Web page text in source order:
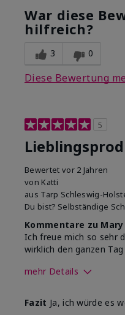
Wie gefällt dir das
Vergleich zu anderen
War diese
hilfreich?
3 0
Diese Bewertung
5
Bewertet vor 2 Jahren
von Katti
aus Tarp Schleswig-
Du bist? Selbständige
Kommentare zu
Ich freue mich so sehr
wirklich den ganzen
mehr Details
dieses Produkts?
Fazit Ja, ich würde es